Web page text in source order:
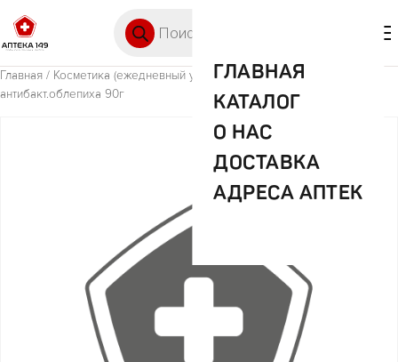
ГЛАВНАЯ
КАТАЛОГ
О НАС
ДОСТАВКА
АДРЕСА АПТЕК
Главная / Косметика (ежедневный уход) / Абсолют мыло
антибакт.облепиха 90г